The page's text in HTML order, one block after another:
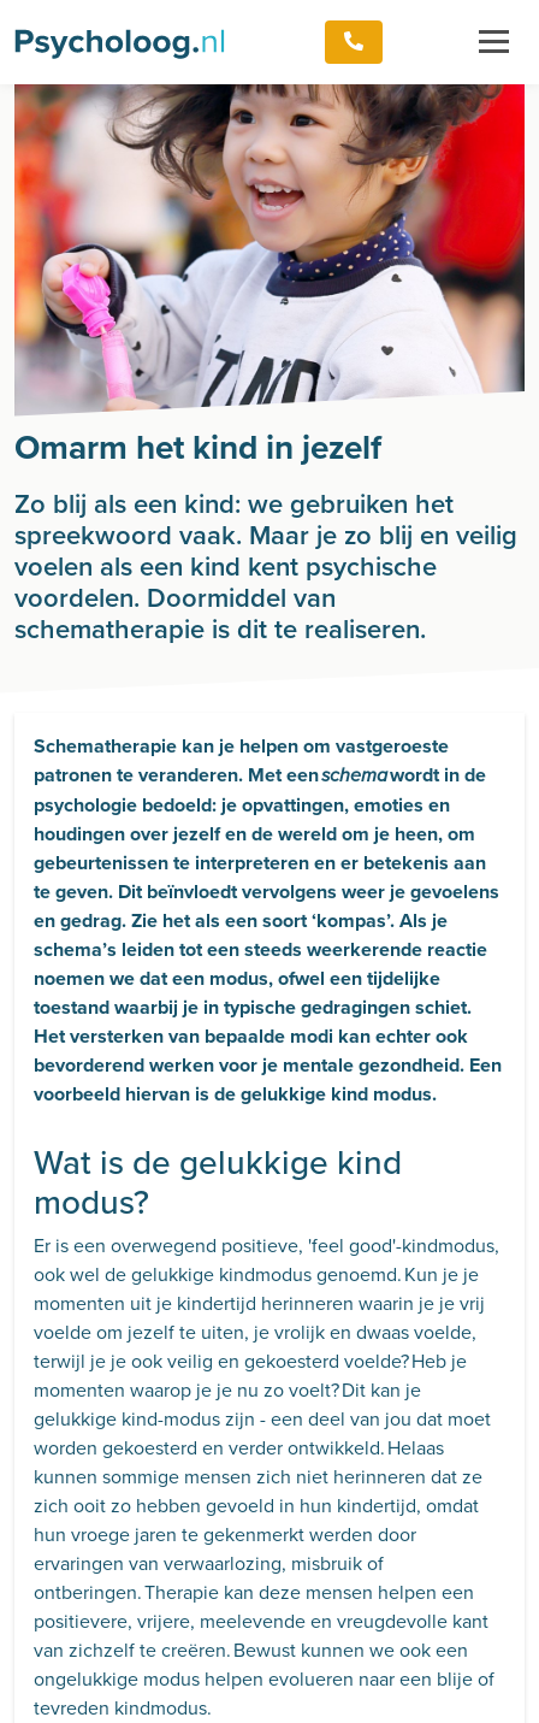
Omarm het kind in jezelf
Zo blij als een kind: we gebruiken het
spreekwoord vaak. Maar je zo blij en veilig
voelen als een kind kent psychische
voordelen. Doormiddel van
schematherapie is dit te realiseren.
Schematherapie kan je helpen om vastgeroeste
patronen te veranderen. Met eenschemawordt in de
psychologie bedoeld: je opvattingen, emoties en
houdingen over jezelf en de wereld om je heen, om
gebeurtenissen te interpreteren en er betekenis aan
te geven. Dit beïnvloedt vervolgens weer je gevoelens
en gedrag. Zie het als een soort ‘kompas’. Als je
schema’s leiden tot een steeds weerkerende reactie
noemen we dat een modus, ofwel een tijdelijke
toestand waarbij je in typische gedragingen schiet.
Het versterken van bepaalde modi kan echter ook
bevorderend werken voor je mentale gezondheid. Een
voorbeeld hiervan is de gelukkige kind modus.
Wat is de gelukkige kind
modus?
Er is een overwegend positieve, 'feel good'-kindmodus,
ook wel de gelukkige kindmodus genoemd. Kun je je
momenten uit je kindertijd herinneren waarin je je vrij
voelde om jezelf te uiten, je vrolijk en dwaas voelde,
terwijl je je ook veilig en gekoesterd voelde? Heb je
momenten waarop je je nu zo voelt? Dit kan je
gelukkige kind-modus zijn - een deel van jou dat moet
worden gekoesterd en verder ontwikkeld. Helaas
kunnen sommige mensen zich niet herinneren dat ze
zich ooit zo hebben gevoeld in hun kindertijd, omdat
hun vroege jaren te gekenmerkt werden door
ervaringen van verwaarlozing, misbruik of
ontberingen. Therapie kan deze mensen helpen een
positievere, vrijere, meelevende en vreugdevolle kant
van zichzelf te creëren. Bewust kunnen we ook een
ongelukkige modus helpen evolueren naar een blije of
tevreden kindmodus.